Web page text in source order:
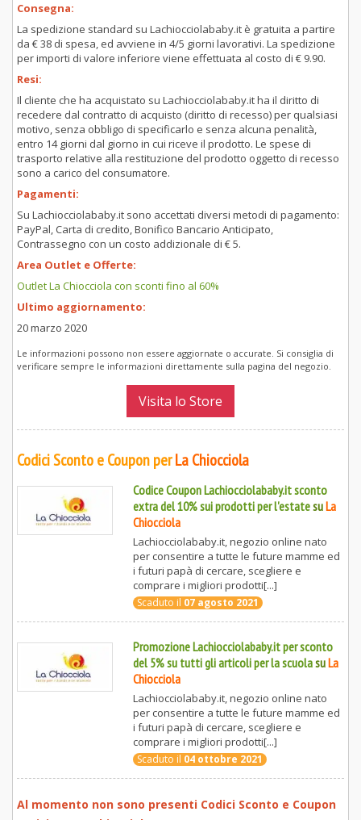
Consegna:
La spedizione standard su Lachiocciolababy.it è gratuita a partire
da € 38 di spesa, ed avviene in 4/5 giorni lavorativi. La spedizione
per importi di valore inferiore viene effettuata al costo di € 9.90.
Resi:
Il cliente che ha acquistato su Lachiocciolababy.it ha il diritto di
recedere dal contratto di acquisto (diritto di recesso) per qualsiasi
motivo, senza obbligo di specificarlo e senza alcuna penalità,
entro 14 giorni dal giorno in cui riceve il prodotto. Le spese di
trasporto relative alla restituzione del prodotto oggetto di recesso
sono a carico del consumatore.
Pagamenti:
Su Lachiocciolababy.it sono accettati diversi metodi di pagamento:
PayPal, Carta di credito, Bonifico Bancario Anticipato,
Contrassegno con un costo addizionale di € 5.
Area Outlet e Offerte:
Outlet La Chiocciola con sconti fino al 60%
Ultimo aggiornamento:
20 marzo 2020
Le informazioni possono non essere aggiornate o accurate. Si consiglia di
verificare sempre le informazioni direttamente sulla pagina del negozio.
Visita lo Store
Codici Sconto e Coupon perLa Chiocciola
Codice Coupon Lachiocciolababy.it sconto
extra del 10% sui prodotti per l'estatesuLa
Chiocciola
Lachiocciolababy.it, negozio online nato
per consentire a tutte le future mamme ed
i futuri papà di cercare, scegliere e
comprare i migliori prodotti[...]
Scaduto il 07 agosto 2021
Promozione Lachiocciolababy.it per sconto
del 5% su tutti gli articoli per la scuolasuLa
Chiocciola
Lachiocciolababy.it, negozio online nato
per consentire a tutte le future mamme ed
i futuri papà di cercare, scegliere e
comprare i migliori prodotti[...]
Scaduto il 04 ottobre 2021
Al momento non sono presenti Codici Sconto e Coupon